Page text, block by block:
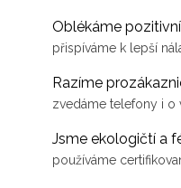
Oblékáme
přispíváme k lepší
Razíme
zvedáme telefony i o
Jsme ekologičtí a
používáme